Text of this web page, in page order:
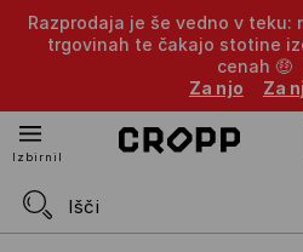
Razprodaja je še vedno v
trgovinah te čakajo stotine
cenah 🤑
Za njo
Za
Izbirnik